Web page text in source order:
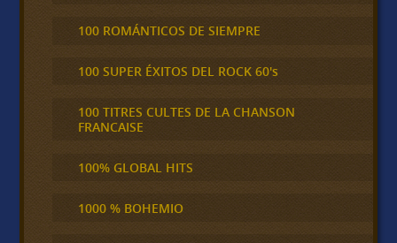
100 ROMÁNTICOS DE SIEMPRE
100 SUPER ÉXITOS DEL ROCK 60's
100 TITRES CULTES DE LA CHANSON
FRANCAISE
100% GLOBAL HITS
1000 % BOHEMIO